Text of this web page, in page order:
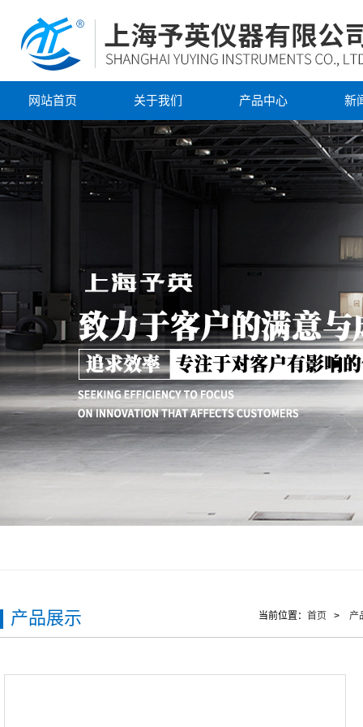
网站首页 关于我们 产品中心 新
当前位置： 首页 > 产
产品展示